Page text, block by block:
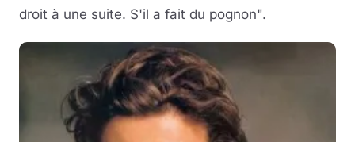
droit à une suite. S'il a fait du pognon".